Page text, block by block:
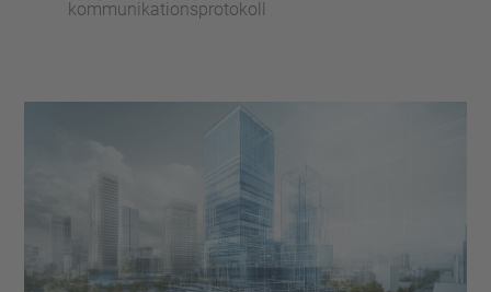
kommunikationsprotokoll